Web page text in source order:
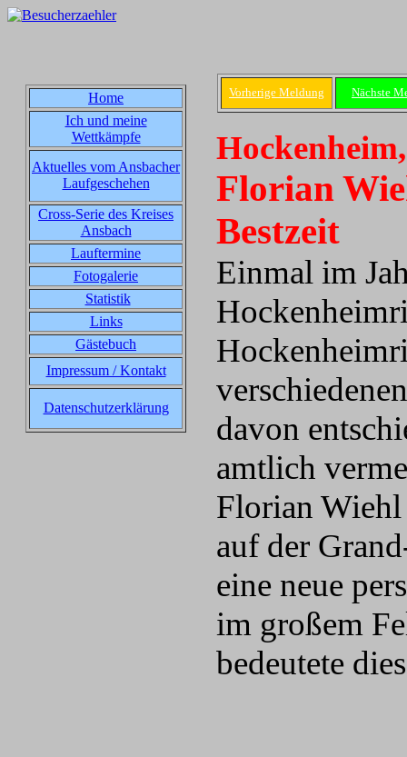
Home
Ich und meine
Wettkämpfe
Aktuelles vom Ansbacher
Laufgeschehen
Cross-Serie des Kreises
Ansbach
Lauftermine
Fotogalerie
Statistik
Links
Gästebuch
Impressum / Kontakt
Datenschutzerklärung
Vorherige Meldung Nächste
Florian
Bestzeit
Einmal im
davon
amtlich
Florian
auf der
eine neue
im großem
bedeutete